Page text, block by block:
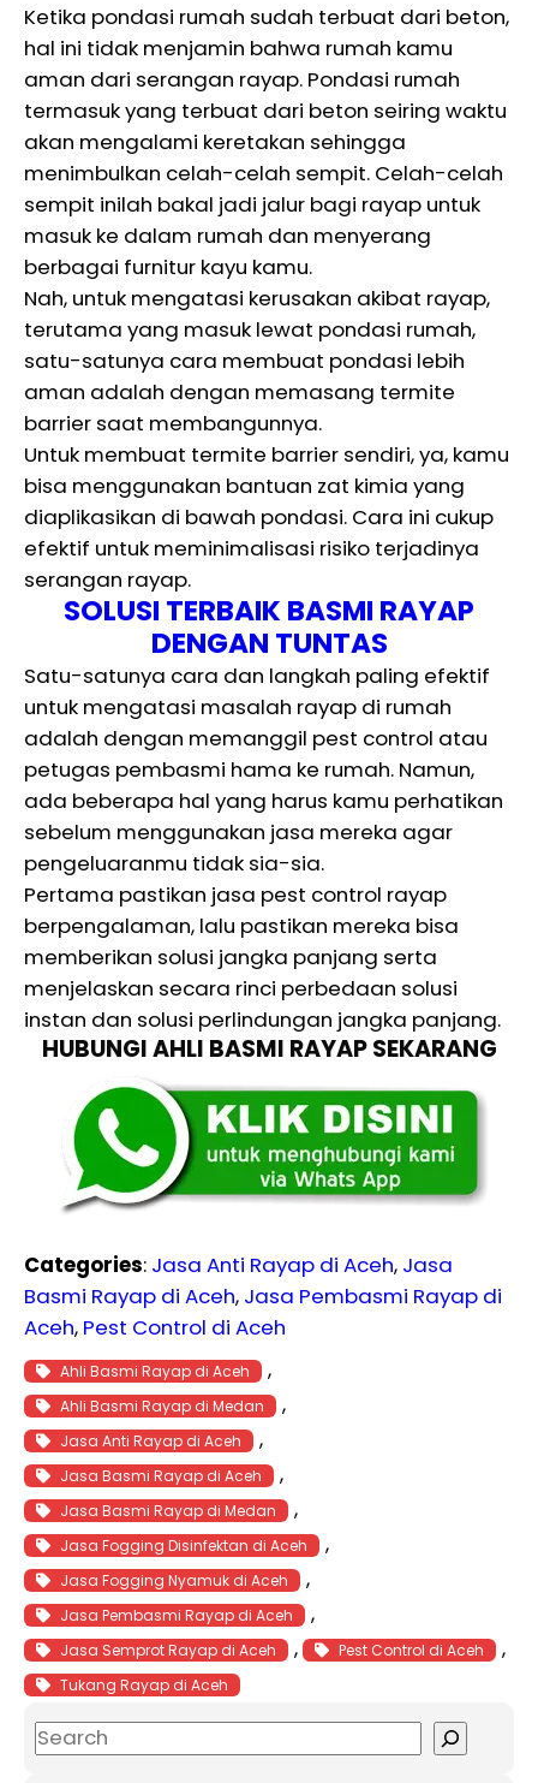
Ketika pondasi rumah sudah terbuat dari beton,
hal ini tidak menjamin bahwa rumah kamu
aman dari serangan rayap. Pondasi rumah
termasuk yang terbuat dari beton seiring waktu
akan mengalami keretakan sehingga
menimbulkan celah-celah sempit. Celah-celah
sempit inilah bakal jadi jalur bagi rayap untuk
masuk ke dalam rumah dan menyerang
berbagai furnitur kayu kamu.
Nah, untuk mengatasi kerusakan akibat rayap,
terutama yang masuk lewat pondasi rumah,
satu-satunya cara membuat pondasi lebih
aman adalah dengan memasang termite
barrier saat membangunnya.
Untuk membuat termite barrier sendiri, ya, kamu
bisa menggunakan bantuan zat kimia yang
diaplikasikan di bawah pondasi. Cara ini cukup
efektif untuk meminimalisasi risiko terjadinya
serangan rayap.
SOLUSI TERBAIK BASMI RAYAP
DENGAN TUNTAS
Satu-satunya cara dan langkah paling efektif
untuk mengatasi masalah rayap di rumah
adalah dengan memanggil pest control atau
petugas pembasmi hama ke rumah. Namun,
ada beberapa hal yang harus kamu perhatikan
sebelum menggunakan jasa mereka agar
pengeluaranmu tidak sia-sia.
Pertama pastikan jasa pest control rayap
berpengalaman, lalu pastikan mereka bisa
memberikan solusi jangka panjang serta
menjelaskan secara rinci perbedaan solusi
instan dan solusi perlindungan jangka panjang.
HUBUNGI AHLI BASMI RAYAP SEKARANG
Categories: Jasa Anti Rayap di Aceh, Jasa
Basmi Rayap di Aceh, Jasa Pembasmi Rayap di
Aceh, Pest Control di Aceh
Ahli Basmi Rayap di Aceh ,
Ahli Basmi Rayap di Medan ,
Jasa Anti Rayap di Aceh ,
Jasa Basmi Rayap di Aceh ,
Jasa Basmi Rayap di Medan ,
Jasa Fogging Disinfektan di Aceh ,
Jasa Fogging Nyamuk di Aceh ,
Jasa Pembasmi Rayap di Aceh ,
Jasa Semprot Rayap di Aceh , Pest Control di Aceh ,
Tukang Rayap di Aceh